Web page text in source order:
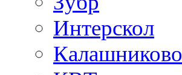
Интерскол
Калашниково